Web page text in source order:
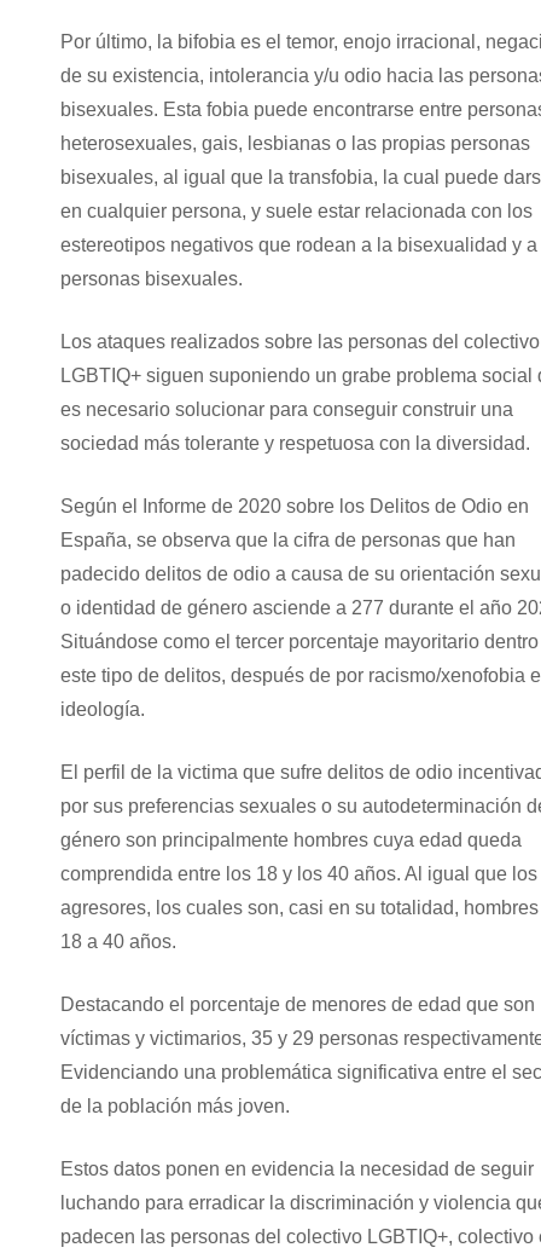
Por último, la bifobia es el temor, enojo irracional,
de su existencia, intolerancia y/u odio hacia las
bisexuales. Esta fobia puede encontrarse entre
heterosexuales, gais, lesbianas o las propias personas
bisexuales, al igual que la transfobia, la cual puede
en cualquier persona, y suele estar relacionada con los
estereotipos negativos que rodean a la bisexualidad y
personas bisexuales.
Los ataques realizados sobre las personas del colectivo
LGBTIQ+ siguen suponiendo un grabe problema social
es necesario solucionar para conseguir construir una
sociedad más tolerante y respetuosa con la diversidad.
Según el Informe de 2020 sobre los Delitos de Odio en
España, se observa que la cifra de personas que han
padecido delitos de odio a causa de su orientación
o identidad de género asciende a 277 durante el año
Situándose como el tercer porcentaje mayoritario
este tipo de delitos, después de por racismo/xenofobia e
ideología.
El perfil de la victima que sufre delitos de odio
por sus preferencias sexuales o su autodeterminación
género son principalmente hombres cuya edad queda
comprendida entre los 18 y los 40 años. Al igual que los
agresores, los cuales son, casi en su totalidad,
18 a 40 años.
Destacando el porcentaje de menores de edad que son
víctimas y victimarios, 35 y 29 personas
Evidenciando una problemática significativa entre el
de la población más joven.
Estos datos ponen en evidencia la necesidad de seguir
luchando para erradicar la discriminación y violencia
padecen las personas del colectivo LGBTIQ+, colectivo